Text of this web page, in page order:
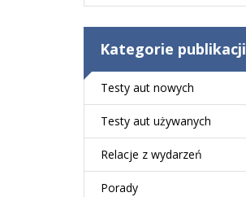
Kategorie publikacji
Testy aut nowych
Testy aut używanych
Relacje z wydarzeń
Porady